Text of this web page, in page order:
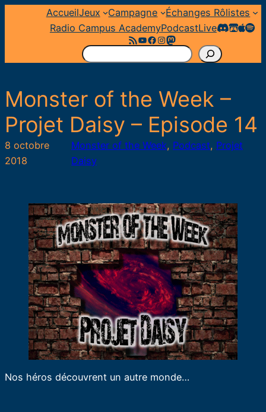
AccueilJeux Campagne
Échanges Rôlistes
Radio Campus AcademyPodcastLive
Flux RSS YouTube Facebook InstagramMastodon
R
h
r
c
h
Monster of the Week –
Projet Daisy – Episode 14
8 octobre
2018
Monster of the Week, Podcast, Projet
Daisy
Nos héros découvrent un autre monde…